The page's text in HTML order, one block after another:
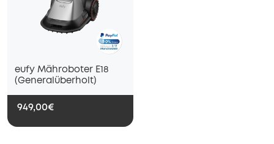
eufy Mähroboter E18
(Generalüberholt)
949,00€